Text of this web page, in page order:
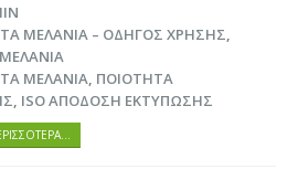
ΜΕΛΆΝΙΑ – ΟΔΗΓΌΣ ΧΡΉΣΗΣ,
ΜΕΛΆΝΙΑ, ΠΟΙΌΤΗΤΑ
, ISO ΑΠΌΔΟΣΗ ΕΚΤΎΠΩΣΗΣ